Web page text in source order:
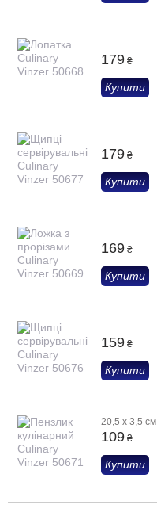
179 ₴
Купити
179 ₴
Купити
169 ₴
Купити
159 ₴
Купити
20,5 х 3,5 см
109 ₴
Купити